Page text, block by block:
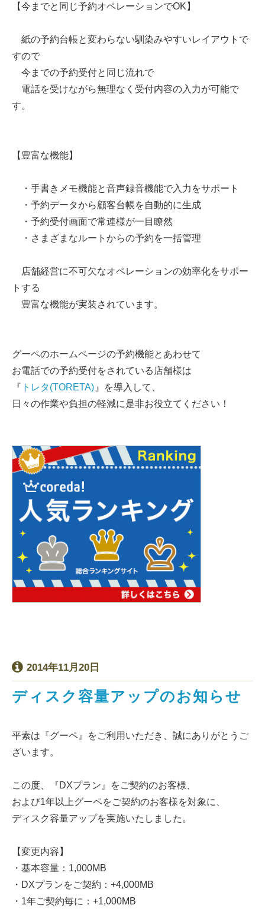
【今までと同じ予約オペレーションでOK】
紙の予約台帳と変わらない馴染みやすいレイアウトで
すので
今までの予約受付と同じ流れで
電話を受けながら無理なく受付内容の入力が可能で
す。
【豊富な機能】
・手書きメモ機能と音声録音機能で入力をサポート
・予約データから顧客台帳を自動的に生成
・予約受付画面で常連様が一目瞭然
・さまざまなルートからの予約を一括管理
店舗経営に不可欠なオペレーションの効率化をサポー
トする
豊富な機能が実装されています。
グーペのホームページの予約機能とあわせて
お電話での予約受付をされている店舗様は
『 トレタ(TORETA) 』を導入して、
日々の作業や負担の軽減に是非お役立てください！
2014年11月20日
ディスク容量アップのお知らせ
平素は『グーペ』をご利用いただき、誠にありがとうご
ざいます。
この度、『DXプラン』をご契約のお客様、
および1年以上グーペをご契約のお客様を対象に、
ディスク容量アップを実施いたしました。
【変更内容】
・基本容量：1,000MB
・DXプランをご契約：+4,000MB
・1年ご契約毎に：+1,000MB